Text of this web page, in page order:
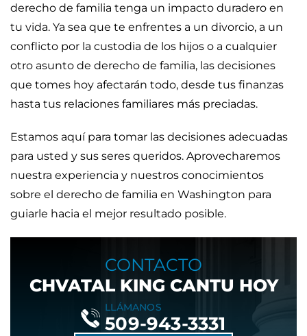
derecho de familia tenga un impacto duradero en
tu vida. Ya sea que te enfrentes a un divorcio, a un
conflicto por la custodia de los hijos o a cualquier
otro asunto de derecho de familia, las decisiones
que tomes hoy afectarán todo, desde tus finanzas
hasta tus relaciones familiares más preciadas.
Estamos aquí para tomar las decisiones adecuadas
para usted y sus seres queridos. Aprovecharemos
nuestra experiencia y nuestros conocimientos
sobre el derecho de familia en Washington para
guiarle hacia el mejor resultado posible.
CONTACTO
CHVATAL KING CANTU HOY
LLÁMANOS
509-943-3331